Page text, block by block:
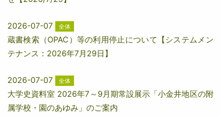
2026-07-07 全体
蔵書検索（OPAC）等の利用停止について【システムメン
テナンス：2026年7月29日】
2026-07-07 全体
大学史資料室 2026年7～9月期常設展示「小金井地区の附
属学校・園のあゆみ」のご案内